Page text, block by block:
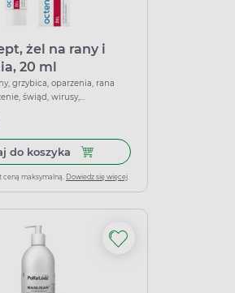
2% Microfarm, 100 g
żel na rany i
20 ml
grzybica, oparzenia, rana
świąd, wirusy,
przeciwgrzybicze,
przeciwwirusowe
do koszyka Dodaj do koszyka
ceną maksymalną. Dowiedz się więcej